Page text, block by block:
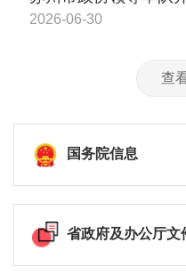
2026-06-30
查
国务院信息
省政府及办公厅文